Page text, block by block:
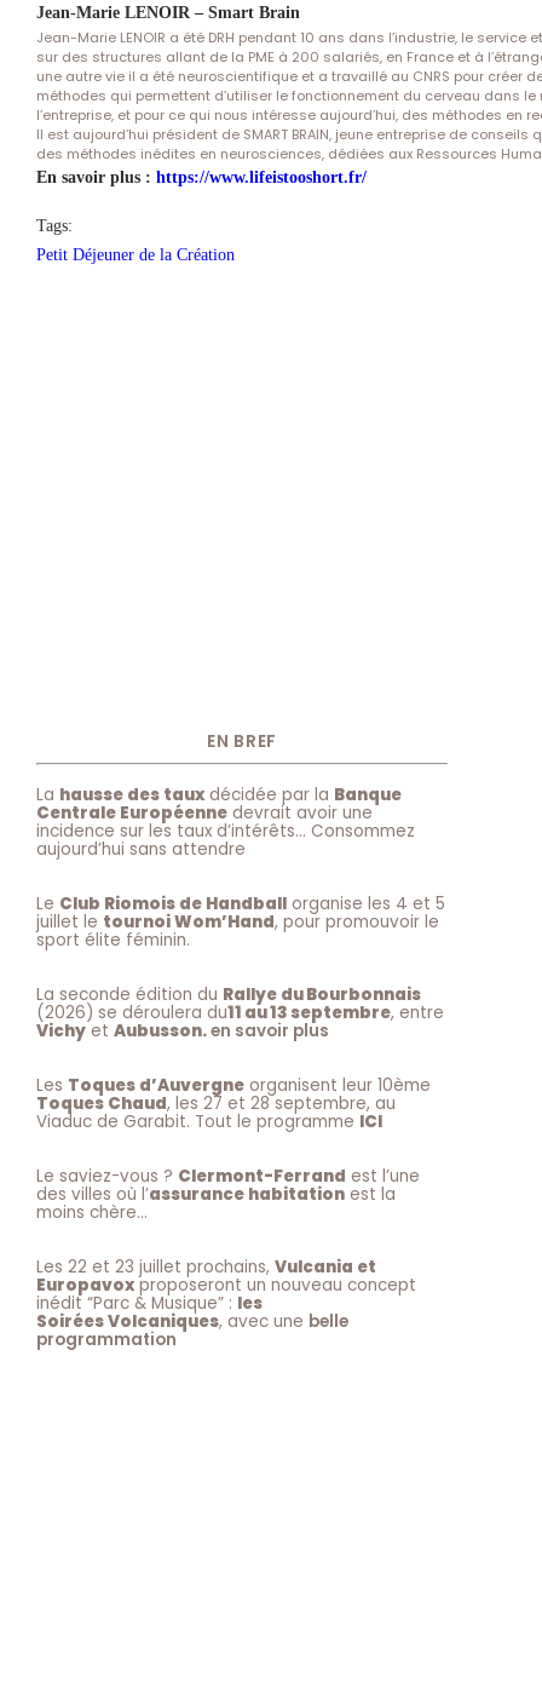
Jean-Marie LENOIR – Smart Brain
Jean-Marie LENOIR a été DRH pendant 10 ans dans l’industrie, le service
sur des structures allant de la PME à 200 salariés, en France et à
une autre vie il a été neuroscientifique et a travaillé au CNRS pour créer
méthodes qui permettent d’utiliser le fonctionnement du cerveau dans le
l’entreprise, et pour ce qui nous intéresse aujourd’hui, des méthodes en
Il est aujourd’hui président de SMART BRAIN, jeune entreprise de conseils
des méthodes inédites en neurosciences, dédiées aux Ressources
En savoir plus : https://www.lifeistooshort.fr/
Tags:
Petit Déjeuner de la Création
EN BREF
La hausse des taux décidée par la Banque
Centrale Européenne devrait avoir une
incidence sur les taux d’intérêts… Consommez
aujourd’hui sans attendre
Le Club Riomois de Handball organise les 4 et 5
juillet le tournoi Wom’Hand, pour promouvoir le
sport élite féminin.
La seconde édition du Rallye du Bourbonnais
(2026) se déroulera du11 au 13 septembre, entre
Vichy et Aubusson.en savoir plus
Les Toques d’Auvergne organisent leur 10ème
Toques Chaud, les 27 et 28 septembre, au
Viaduc de Garabit. Tout le programme ICI
Le saviez-vous ? Clermont-Ferrand est l’une
des villes où l’assurance habitation est la
moins chère…
Les 22 et 23 juillet prochains, Vulcania et
Europavoxproposeront un nouveau concept
inédit “Parc & Musique” : les
Soirées Volcaniques, avec une belle
programmation